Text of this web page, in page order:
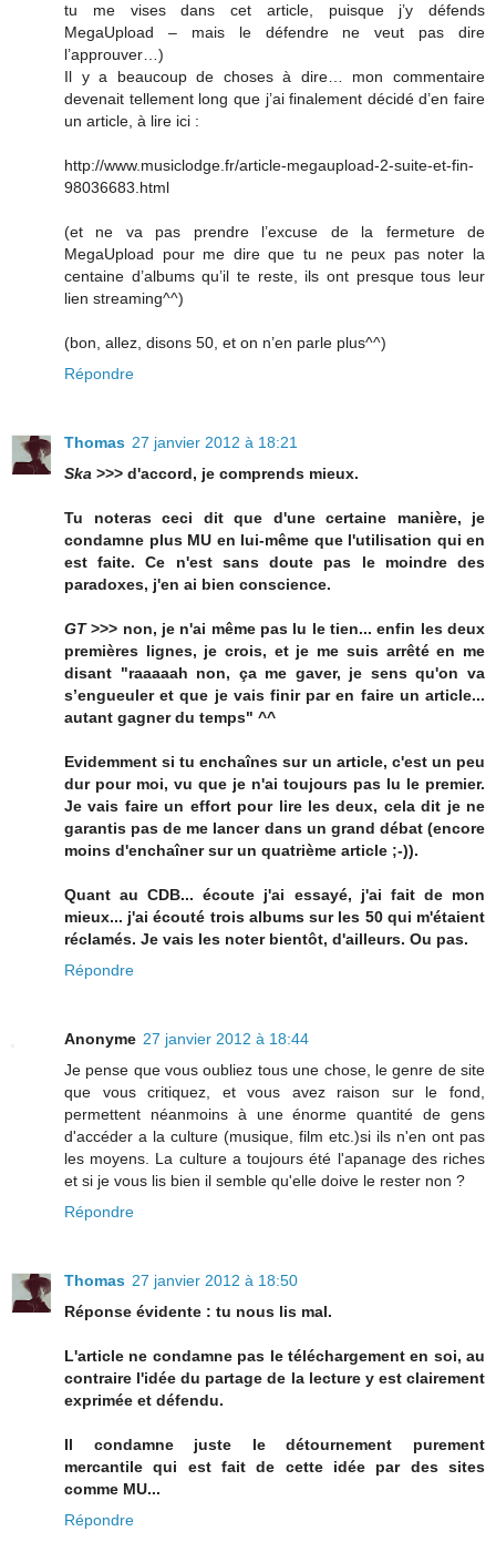
tu me vises dans cet article, puisque j’y défends
MegaUpload – mais le défendre ne veut pas dire
l’approuver…)
Il y a beaucoup de choses à dire… mon commentaire
devenait tellement long que j’ai finalement décidé d’en faire
un article, à lire ici :
http://www.musiclodge.fr/article-megaupload-2-suite-et-fin-
98036683.html
(et ne va pas prendre l’excuse de la fermeture de
MegaUpload pour me dire que tu ne peux pas noter la
centaine d’albums qu’il te reste, ils ont presque tous leur
lien streaming^^)
(bon, allez, disons 50, et on n’en parle plus^^)
Répondre
Thomas 27 janvier 2012 à 18:21
Ska >>> d'accord, je comprends mieux.
Tu noteras ceci dit que d'une certaine manière, je
condamne plus MU en lui-même que l'utilisation qui en
est faite. Ce n'est sans doute pas le moindre des
paradoxes, j'en ai bien conscience.
GT>>> non, je n'ai même pas lu le tien... enfin les deux
premières lignes, je crois, et je me suis arrêté en me
disant "raaaaah non, ça me gaver, je sens qu'on va
s’engueuler et que je vais finir par en faire un article...
autant gagner du temps" ^^
Evidemment si tu enchaînes sur un article, c'est un peu
dur pour moi, vu que je n'ai toujours pas lu le premier.
Je vais faire un effort pour lire les deux, cela dit je ne
garantis pas de me lancer dans un grand débat (encore
moins d'enchaîner sur un quatrième article ;-)).
Quant au CDB... écoute j'ai essayé, j'ai fait de mon
mieux... j'ai écouté trois albums sur les 50 qui m'étaient
réclamés. Je vais les noter bientôt, d'ailleurs. Ou pas.
Répondre
Anonyme 27 janvier 2012 à 18:44
Je pense que vous oubliez tous une chose, le genre de site
que vous critiquez, et vous avez raison sur le fond,
permettent néanmoins à une énorme quantité de gens
d'accéder a la culture (musique, film etc.)si ils n'en ont pas
les moyens. La culture a toujours été l'apanage des riches
et si je vous lis bien il semble qu'elle doive le rester non ?
Répondre
Thomas 27 janvier 2012 à 18:50
Réponse évidente : tu nous lis mal.
L'article ne condamne pas le téléchargement en soi, au
contraire l'idée du partage de la lecture y est clairement
exprimée et défendu.
Il condamne juste le détournement purement
mercantile qui est fait de cette idée par des sites
comme MU...
Répondre